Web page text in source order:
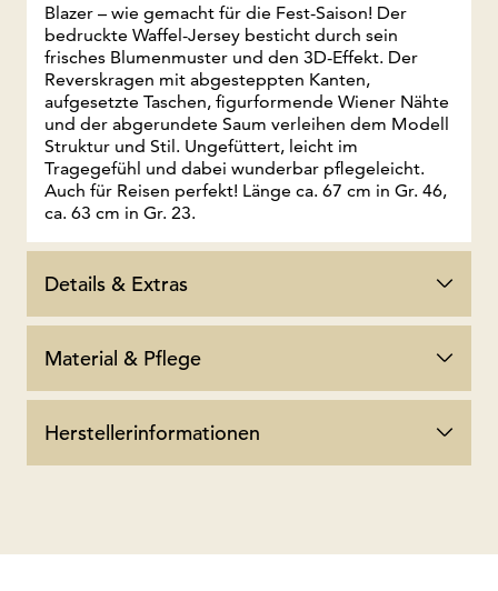
Blazer – wie gemacht für die Fest-Saison! Der
bedruckte Waffel-Jersey besticht durch sein
frisches Blumenmuster und den 3D-Effekt. Der
Reverskragen mit abgesteppten Kanten,
aufgesetzte Taschen, figurformende Wiener Nähte
und der abgerundete Saum verleihen dem Modell
Struktur und Stil. Ungefüttert, leicht im
Tragegefühl und dabei wunderbar pflegeleicht.
Auch für Reisen perfekt! Länge ca. 67 cm in Gr. 46,
ca. 63 cm in Gr. 23.
Details & Extras
Material & Pflege
Herstellerinformationen